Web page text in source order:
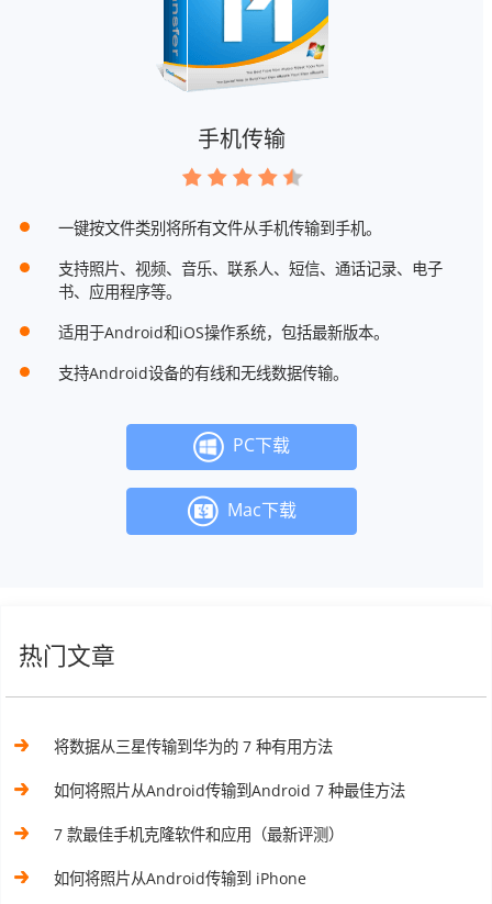
手机传输
一键按文件类别将所有文件从手机传输到手机。
支持照片、视频、音乐、联系人、短信、通话记录、电子
书、应用程序等。
适用于Android和iOS操作系统，包括最新版本。
支持Android设备的有线和无线数据传输。
PC下载
Mac下载
热门文章
将数据从三星传输到华为的 7 种有用方法
如何将照片从Android传输到Android 7 种最佳方法
7 款最佳手机克隆软件和应用（最新评测）
如何将照片从Android传输到 iPhone